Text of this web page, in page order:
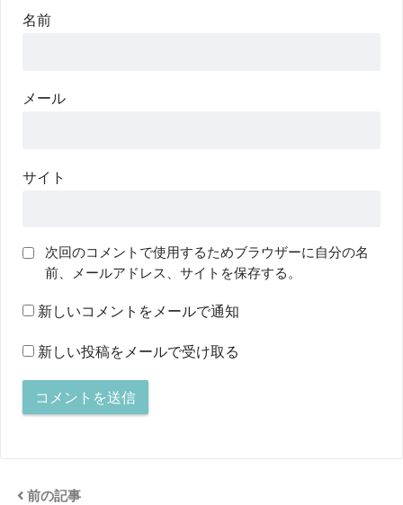
名前
メール
サイト
次回のコメントで使用するためブラウザーに自分の名
前、メールアドレス、サイトを保存する。
新しいコメントをメールで通知
新しい投稿をメールで受け取る
前の記事